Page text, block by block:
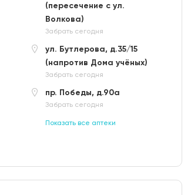
(пересечение с ул.
Волкова)
Забрать сегодня
ул. Бутлерова, д.35/15
(напротив Дома учёных)
Забрать сегодня
пр. Победы, д.90а
Забрать сегодня
Показать все аптеки